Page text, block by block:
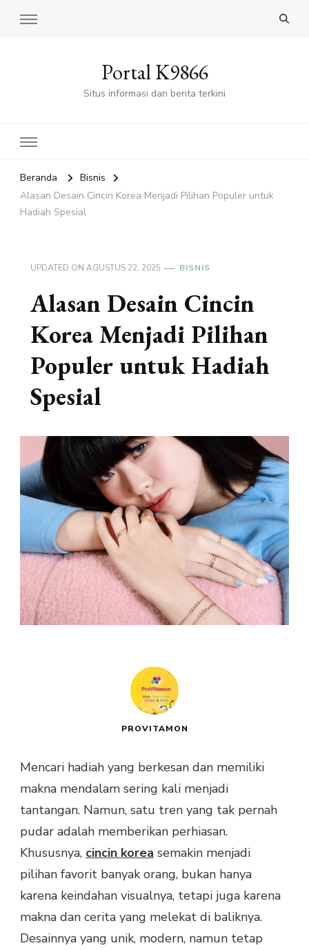
Portal K9866
Situs informasi dan berita terkini
Beranda
Bisnis
Alasan Desain Cincin Korea Menjadi Pilihan Populer untuk
Hadiah Spesial
UPDATED ON AGUSTUS 22, 2025 BISNIS
Alasan Desain Cincin
Korea Menjadi Pilihan
Populer untuk Hadiah
Spesial
PROVITAMON
Mencari hadiah yang berkesan dan memiliki
makna mendalam sering kali menjadi
tantangan. Namun, satu tren yang tak pernah
pudar adalah memberikan perhiasan.
Khususnya, cincin korea semakin menjadi
pilihan favorit banyak orang, bukan hanya
karena keindahan visualnya, tetapi juga karena
makna dan cerita yang melekat di baliknya.
Desainnya yang unik, modern, namun tetap